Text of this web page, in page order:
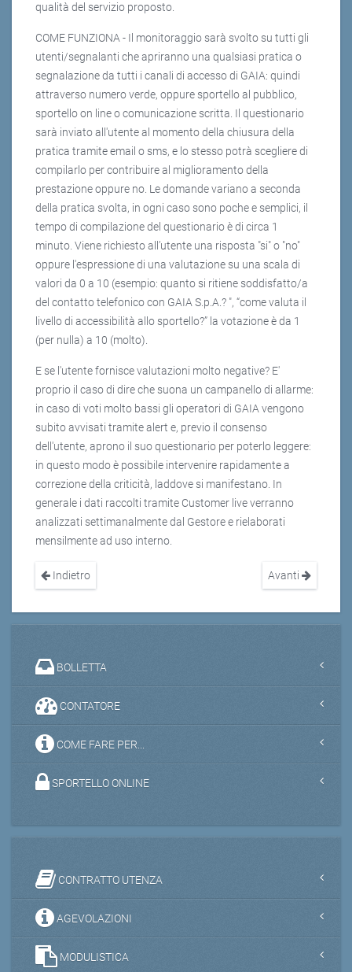
qualità del servizio proposto.
COME FUNZIONA - Il monitoraggio sarà svolto su tutti gli
utenti/segnalanti che apriranno una qualsiasi pratica o
segnalazione da tutti i canali di accesso di GAIA: quindi
attraverso numero verde, oppure sportello al pubblico,
sportello on line o comunicazione scritta. Il questionario
sarà inviato all'utente al momento della chiusura della
pratica tramite email o sms, e lo stesso potrà scegliere di
compilarlo per contribuire al miglioramento della
prestazione oppure no. Le domande variano a seconda
della pratica svolta, in ogni caso sono poche e semplici, il
tempo di compilazione del questionario è di circa 1
minuto. Viene richiesto all’utente una risposta "si" o "no"
oppure l'espressione di una valutazione su una scala di
valori da 0 a 10 (esempio: quanto si ritiene soddisfatto/a
del contatto telefonico con GAIA S.p.A.? ", “come valuta il
livello di accessibilità allo sportello?” la votazione è da 1
(per nulla) a 10 (molto).
E se l'utente fornisce valutazioni molto negative? E'
proprio il caso di dire che suona un campanello di allarme:
in caso di voti molto bassi gli operatori di GAIA vengono
subito avvisati tramite alert e, previo il consenso
dell'utente, aprono il suo questionario per poterlo leggere:
in questo modo è possibile intervenire rapidamente a
correzione della criticità, laddove si manifestano. In
generale i dati raccolti tramite Customer live verranno
analizzati settimanalmente dal Gestore e rielaborati
mensilmente ad uso interno.
Indietro Avanti
BOLLETTA
CONTATORE
COME FARE PER...
SPORTELLO ONLINE
CONTRATTO UTENZA
AGEVOLAZIONI
MODULISTICA